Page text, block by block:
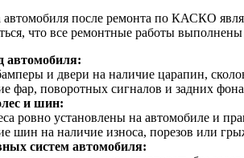
после ремонта по КАСКО
что все ремонтные работы
автомобиля:
и двери на наличие царапин,
фар, поворотных сигналов и задних
и шин:
ровно установлены на автомобиле и
шин на наличие износа, порезов или
систем автомобиля: